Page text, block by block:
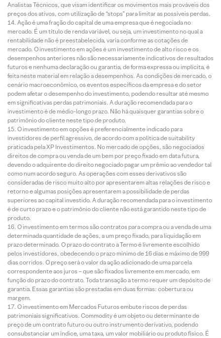
Analistas Técnicos, que visam identificar os movimentos mais prováveis dos
preços dos ativos, com utilização de “stops” para limitar as possíveis perdas.
Ação é uma fração do capital de uma empresa que é negociada no
mercado. É um título de renda variável, ou seja, um investimento no qual a
rentabilidade não é preestabelecida, varia conforme as cotações de
mercado. O investimento em ações é um investimento de alto risco e os
desempenhos anteriores não são necessariamente indicativos de resultados
futuros e nenhuma declaração ou garantia, de forma expressa ou implícita, é
feita neste material em relação a desempenhos. As condições de mercado, o
cenário macroeconômico, os eventos específicos da empresa e do setor
podem afetar o desempenho do investimento, podendo resultar até mesmo
em significativas perdas patrimoniais. A duração recomendada para o
investimento é de médio-longo prazo. Não há quaisquer garantias sobre o
patrimônio do cliente neste tipo de produto.
O investimento em opções é preferencialmente indicado para
investidores de perfil agressivo, de acordo com a política de suitability
praticada pela XP Investimentos. No mercado de opções, são negociados
direitos de compra ou venda de um bem por preço fixado em data futura,
devendo o adquirente do direito negociado pagar um prêmio ao vendedor tal
como num acordo seguro. As operações com esses derivativos são
consideradas de risco muito alto por apresentarem altas relações de risco e
retorno e algumas posições apresentarem a possibilidade de perdas
superiores ao capital investido. A duração recomendada para o investimento
é de curto prazo e o patrimônio do cliente não está garantido neste tipo de
produto.
O investimento em termos são contratos para compra ou a venda de uma
determinada quantidade de ações, a um preço fixado, para liquidação em
prazo determinado. O prazo do contrato a Termo é livremente escolhido
pelos investidores, obedecendo o prazo mínimo de 16 dias e máximo de 999
dias corridos. O preço será o valor da ação adicionado de uma parcela
correspondente aos juros – que são fixados livremente em mercado, em
função do prazo do contrato. Toda transação a termo requer um depósito de
garantia. Essas garantias são prestadas em duas formas: cobertura ou
margem.
O investimento em Mercados Futuros embute riscos de perdas
patrimoniais significativos. Commodity é um objeto ou determinante de
preço de um contrato futuro ou outro instrumento derivativo, podendo
consubstanciar um índice, uma taxa, um valor mobiliário ou produto físico. É